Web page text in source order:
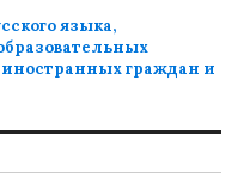
языка,
граждан и